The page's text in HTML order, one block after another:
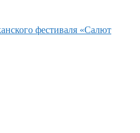
фестиваля «Салют